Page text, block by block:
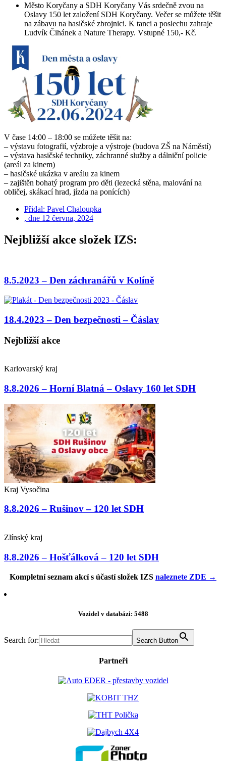
Město Koryčany a SDH Koryčany Vás srdečně zvou na
Oslavy 150 let založení SDH Koryčany. Večer se můžete těšit
na zábavu na hasičské zbrojnici. K tanci a poslechu zahraje
Ludvík Čihánek a Nature Therapy. Vstupné 150,- Kč.
V čase 14:00 – 18:00 se můžete těšit na:
– výstavu fotografií, výzbroje a výstroje (budova ZŠ na Náměstí)
– výstava hasičské techniky, záchranné služby a dálniční policie
(areál za kinem)
– hasičské ukázka v areálu za kinem
– zajištěn bohatý program pro děti (lezecká stěna, malování na
obličej, skákací hrad, jízda na ponících)
Přidal: Pavel Chaloupka
, dne 12 června, 2024
Nejbližší akce složek IZS:
8.5.2023 – Den záchranářů v Kolíně
18.4.2023 – Den bezpečnosti – Čáslav
Nejbližší akce
Karlovarský kraj
8.8.2026 – Horní Blatná – Oslavy 160 let SDH
Kraj Vysočina
8.8.2026 – Rušinov – 120 let SDH
Zlínský kraj
8.8.2026 – Hošťálková – 120 let SDH
Kompletní seznam akcí s účastí složek IZS naleznete ZDE →
Vozidel v databázi: 5488
Search for: Search Button
Partneři